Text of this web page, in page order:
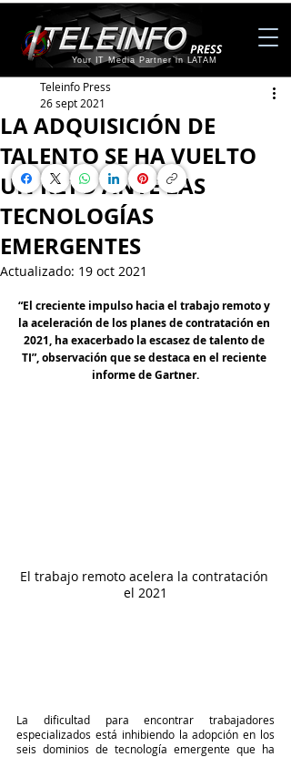
Your IT Media Partner in LATAM
LA ADQUISICIÓN DE
TALENTO SE HA VUELTO
UN RETO ANTE LAS
TECNOLOGÍAS
EMERGENTES
Teleinfo Press
26 sept 2021
Actualizado: 19 oct 2021
“El creciente impulso hacia el trabajo remoto y
la aceleración de los planes de contratación en
2021, ha exacerbado la escasez de talento de
TI”, observación que se destaca en el reciente
informe de Gartner.
El trabajo remoto acelera la contratación
el 2021
La dificultad para encontrar trabajadores
especializados está inhibiendo la adopción en los
seis dominios de tecnología emergente que ha